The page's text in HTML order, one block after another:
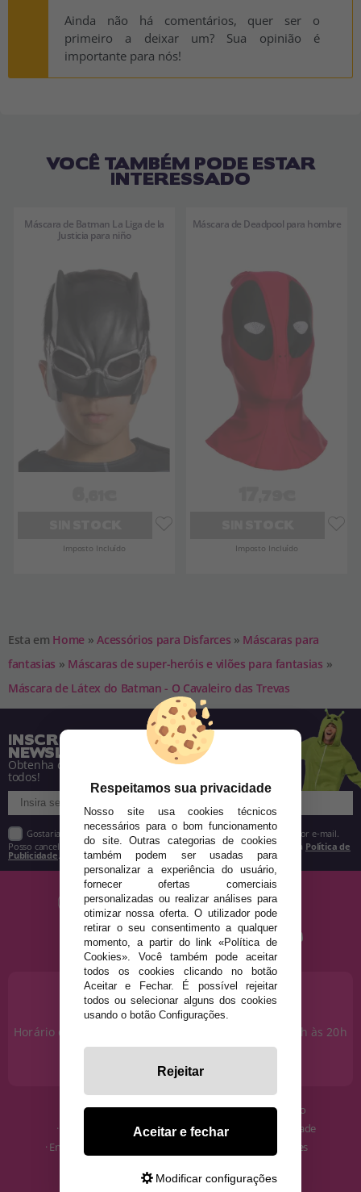
Ainda não há comentários, quer ser o
primeiro a deixar um? Sua opinião é
importante para nós!
VOCÊ TAMBÉM PODE ESTAR
INTERESSADO
Máscara de Batman La Liga de la
Justicia para niño
Imposto Incluído
Máscara de Deadpool para hombre
Imposto Incluído
Esta em Home » Acessórios para Disfarces » Máscaras para
fantasias » Máscaras de super-heróis e vilões para fantasias »
Máscara de Látex do Batman - O Cavaleiro das Trevas
INSCREVA-SE NA NOSSA
NEWSLETTER
Obtenha descontos e saiba de tudo antes de
todos!
Gostaria de receber descontos exclusivos, novidades e tendências por e-mail.
Posso cancelar a inscrição a qualquer momento, conforme estipulado na Política de
Publicidade
PRECISA DE AJUDA?
915 793 695
Horário de segunda a sexta das 10h às 14h e das 17h às 20h
info@disfracestuyyo.pt
· Quem somos
· Como comprar
· Envios e Devoluções
· Condições de uso
· Política de Privacidade
· Política de Cookies
Respeitamos sua privacidade
Nosso site usa cookies técnicos
necessários para o bom funcionamento
do site. Outras categorias de cookies
também podem ser usadas para
personalizar a experiência do usuário,
fornecer ofertas comerciais
personalizadas ou realizar análises para
otimizar nossa oferta. O utilizador pode
retirar o seu consentimento a qualquer
momento, a partir do link «Política de
Cookies». Você também pode aceitar
todos os cookies clicando no botão
Aceitar e Fechar. É possível rejeitar
todos ou selecionar alguns dos cookies
usando o botão Configurações.
Rejeitar
Aceitar e fechar
Modificar configurações